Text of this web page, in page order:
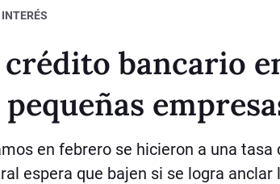
bancario
en febrero se hicieron a una tasa
espera que bajen si se logra